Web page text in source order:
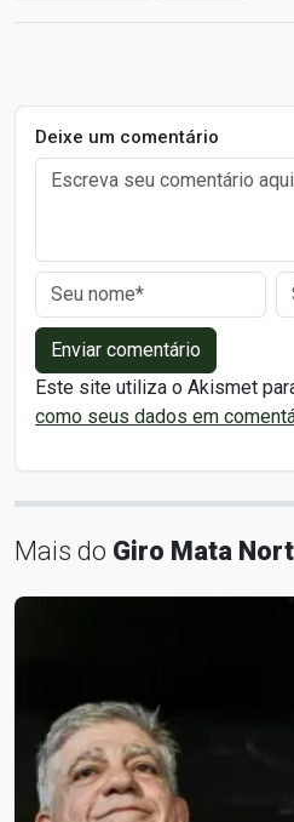
Deixe um comentário
Enviar comentário
Este site utiliza o Akismet
como seus dados em
Mais do Giro Mata